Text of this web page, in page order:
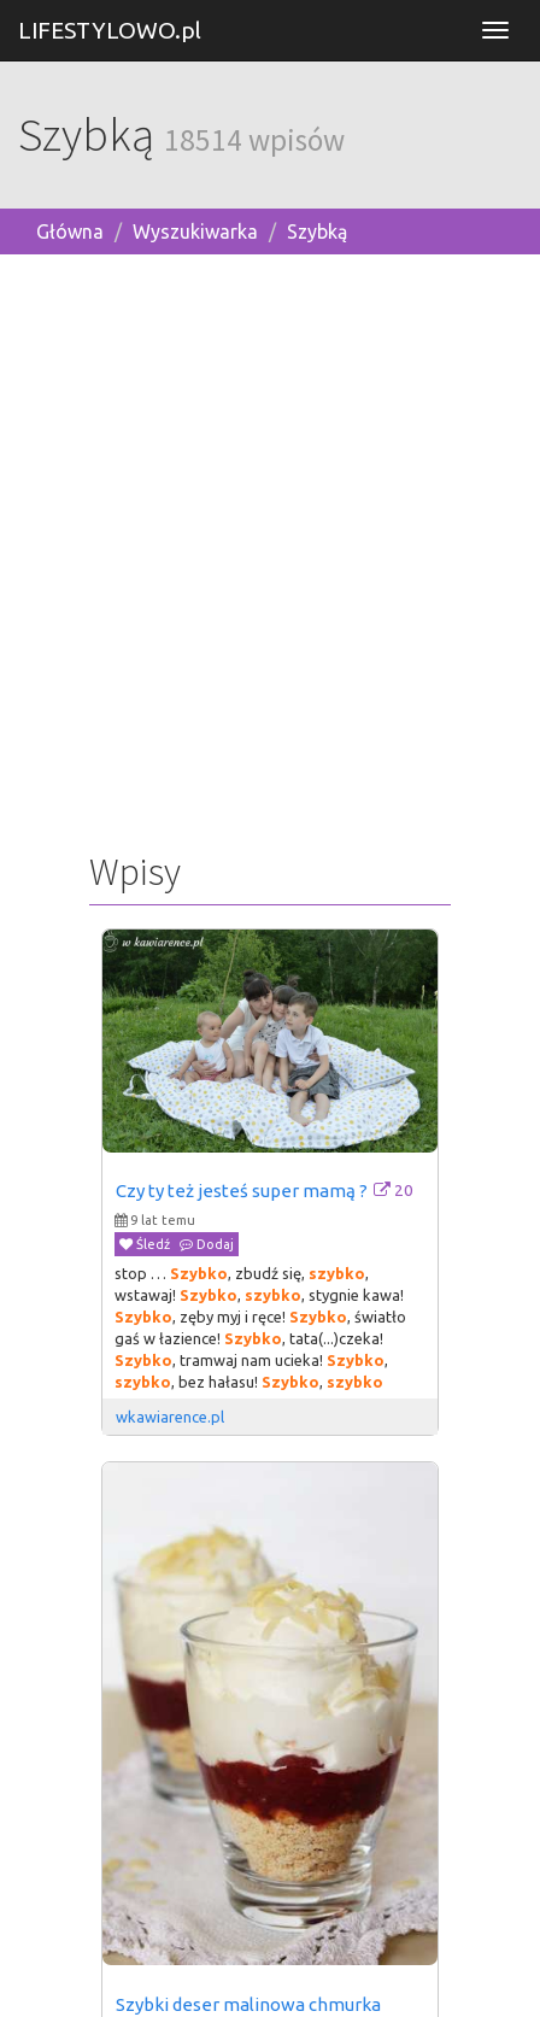
LIFESTYLOWO.pl
Szybką 18514 wpisów
Główna Wyszukiwarka Szybką
Wpisy
Czy ty też jesteś super mamą ? 20
9 lat temu
Śledź
Dodaj
stop … Szybko, zbudź się, szybko,
wstawaj! Szybko, szybko, stygnie kawa!
Szybko, zęby myj i ręce! Szybko, światło
gaś w łazience! Szybko, tata(...)czeka!
Szybko, tramwaj nam ucieka! Szybko,
szybko, bez hałasu! Szybko, szybko
wkawiarence.pl
Szybki deser malinowa chmurka